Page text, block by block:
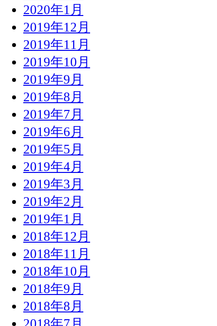
2020年1月
2019年12月
2019年11月
2019年10月
2019年9月
2019年8月
2019年7月
2019年6月
2019年5月
2019年4月
2019年3月
2019年2月
2019年1月
2018年12月
2018年11月
2018年10月
2018年9月
2018年8月